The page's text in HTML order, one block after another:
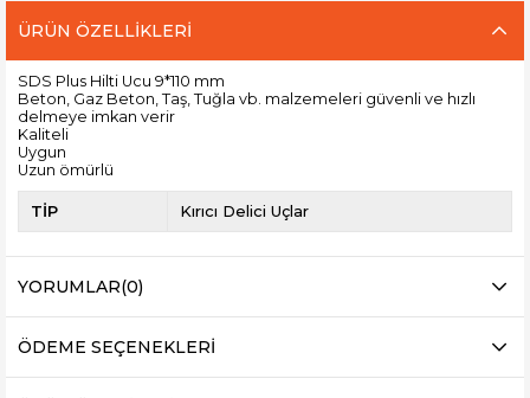
ÜRÜN ÖZELLIKLERI
SDS Plus Hilti Ucu 9*110 mm
Beton, Gaz Beton, Taş, Tuğla vb. malzemeleri güvenli ve hızlı
delmeye imkan verir
Kaliteli
Uygun
Uzun ömürlü
TİP Kırıcı Delici Uçlar
YORUMLAR(0)
ÖDEME SEÇENEKLERI